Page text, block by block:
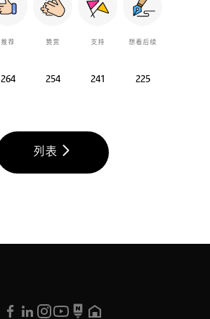
推荐
264
赞赏
254
支持
241
想看后续
225
列表